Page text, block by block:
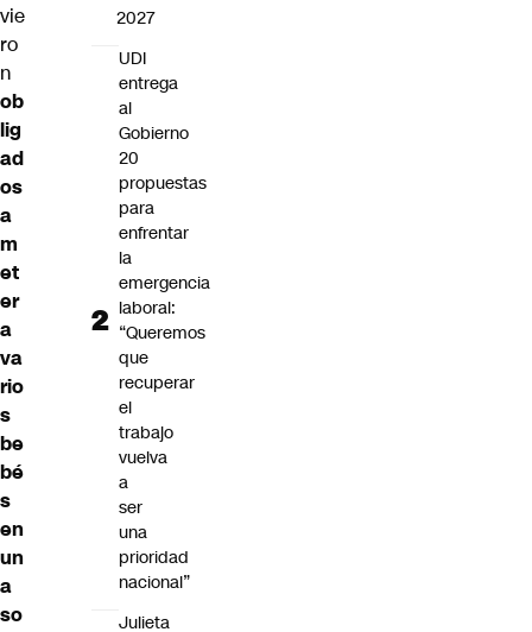
vie
ro
n
ob
lig
ad
os
a
m
et
er
a
va
rio
s
be
bé
s
en
un
a
so
2027
UDI
entrega
al
Gobierno
20
propuestas
para
enfrentar
la
emergencia
laboral:
“Queremos
que
recuperar
el
trabajo
vuelva
a
ser
una
prioridad
nacional”
Julieta